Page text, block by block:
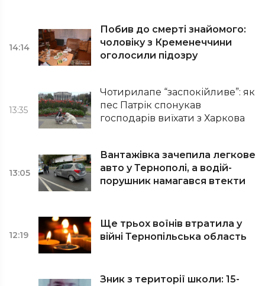
14:14
Побив до смерті знайомого:
чоловіку з Кременеччини
оголосили підозру
13:35
Чотирилапе “заспокійливе”: як
пес Патрік спонукав
господарів виїхати з Харкова
13:05
Вантажівка зачепила легкове
авто у Тернополі, а водій-
порушник намагався втекти
12:19
Ще трьох воїнів втратила у
війні Тернопільська область
Зник з території школи: 15-